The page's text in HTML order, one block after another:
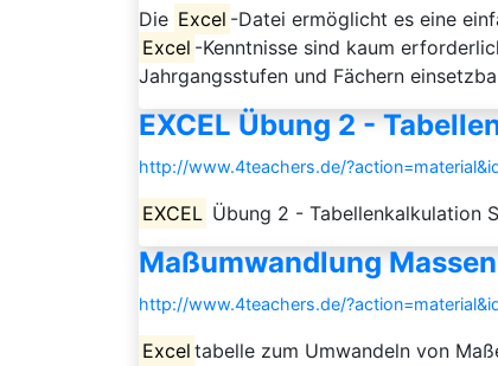
Die Excel -Datei ermöglicht es eine
Excel -Kenntnisse sind kaum
Jahrgangsstufen und Fächern
EXCEL Übung 2 -
http://www.4teachers.de/
EXCEL Übung 2 - Tabellenkalkulation
Maßumwandlung
http://www.4teachers.de/
Excel tabelle zum Umwandeln von